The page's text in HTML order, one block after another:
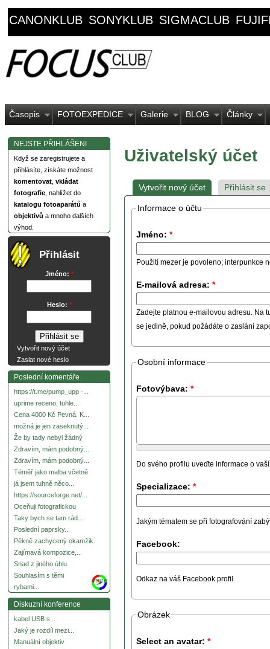
CANONKLUB SONYKLUB SIGMACLUB
Časopis FOTOEXPEDICE Galerie BLOG Články
NEJSTE PŘIHLÁŠENI
Když se zaregistrujete a
přihlásíte, získáte možnost
komentovat vkládat
fotografie , nahlížet do
katalogu fotoaparátů a
objektivů a mnoho dalších
výhod.
Přihlásit
Jméno: *
Heslo: *
Vytvořit nový účet
Zaslat nové heslo
Poslední komentáře
https://t.me/pump_upp -...
uprime receno, tuhle...
Cena 4000 Kč Pevná. K...
možná je jen zaseknutý...
Že by tady nebyl žádný
Zdravím, mám podobný...
Zdravím, mám podobný...
Téměř jako malba včetně
já jsem tuhně něco...
https://sourceforge.net/...
Oceňuji fotografickou
Taky bych se tam rád...
Poslední paprsky...
Pěkně zachycený okamžik.
Zajímavá kompozice,...
Snad z jiného úhlu
Souhlasím s těmi
rybami...
more
Diskuzní konference
kabel USB s...
Jaký je rozdíl mezi...
Manuální objektiv
Uživatelský účet
Vytvořit nový účet Přihlásit se
Informace o účtu
Jméno: *
Použití mezer je povoleno; interpunkce
E-mailová adresa: *
Zadejte platnou e-mailovou adresu. Na
se jedině, pokud požádáte o zaslání
Osobní informace
Fotovýbava: *
Do svého profilu uveďte informace o
Specializace: *
Jakým tématem se při fotografování
Facebook:
Odkaz na váš Facebook profil
Obrázek
Select an avatar: *